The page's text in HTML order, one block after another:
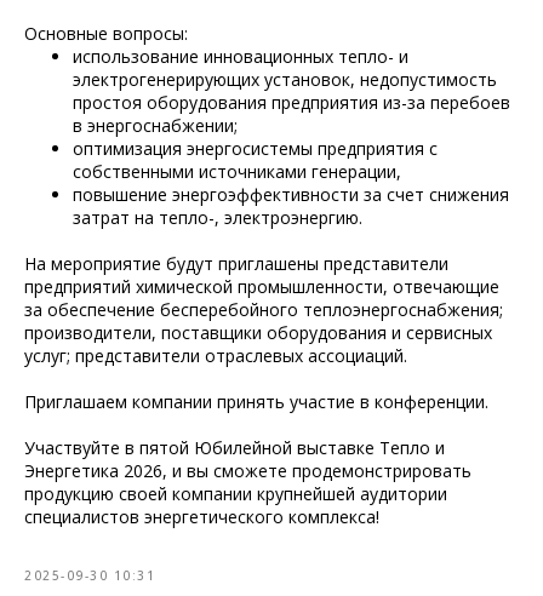
Основные вопросы:
использование инновационных тепло- и
электрогенерирующих установок, недопустимость
простоя оборудования предприятия из-за перебоев
в энергоснабжении;
оптимизация энергосистемы предприятия с
собственными источниками генерации,
повышение энергоэффективности за счет снижения
затрат на тепло-, электроэнергию.
На мероприятие будут приглашены представители
предприятий химической промышленности, отвечающие
за обеспечение бесперебойного теплоэнергоснабжения;
производители, поставщики оборудования и сервисных
услуг; представители отраслевых ассоциаций.
Приглашаем компании принять участие в конференции.
Участвуйте в пятой Юбилейной выставке Тепло и
Энергетика 2026, и вы сможете продемонстрировать
продукцию своей компании крупнейшей аудитории
специалистов энергетического комплекса!
2025-09-30 10:31